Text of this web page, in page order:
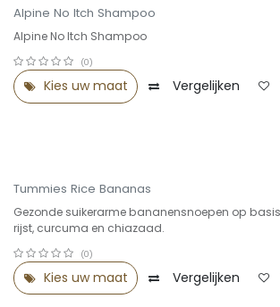
Alpine No Itch Shampoo
Alpine No Itch Shampoo
(0)
Kies uw maat Vergelijken
OUTLET -30%
Tummies Rice Bananas
Gezonde suikerarme bananensnoepen op
rijst, curcuma en chiazaad.
(0)
Kies uw maat Vergelijken